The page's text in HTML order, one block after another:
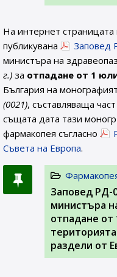
На интернет
публикувана
Заповед
министъра на
г.) за отпадане от 1
България на
(0021), съставляваща
същата дата тази
фармакопея съгласно
Съвета на Европа.
Заповед РД-
министъра
отпадане от
раздели от